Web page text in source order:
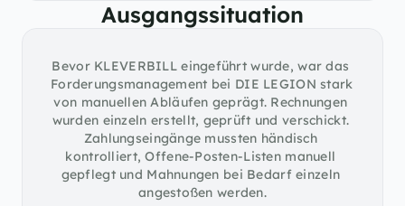
Ausgangssituation
Bevor KLEVERBILL eingeführt wurde, war das
Forderungsmanagement bei DIE LEGION stark
von manuellen Abläufen geprägt. Rechnungen
wurden einzeln erstellt, geprüft und verschickt.
Zahlungseingänge mussten händisch
kontrolliert, Offene-Posten-Listen manuell
gepflegt und Mahnungen bei Bedarf einzeln
angestoßen werden.